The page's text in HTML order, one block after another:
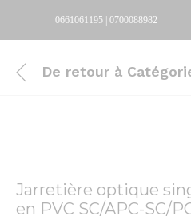
0661061195 | 0700088982
De retour à
Jarretière optique
en PVC SC/APC-SC/